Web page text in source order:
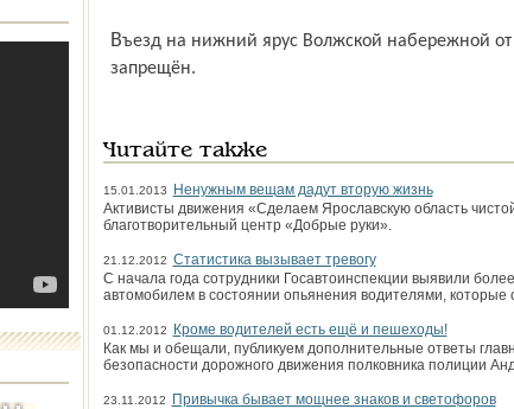
Въезд на нижний ярус Волжской набережной от кафе «Волга-Волга» до Стрелки
запрещён.
Читайте также
15.01.2013
Ненужным вещам дадут вторую жизнь
Активисты движения «Сделаем Ярославскую область
благотворительный центр «Добрые руки».
21.12.2012 Статистика вызывает тревогу
С начала года сотрудники Госавтоинспекции выявили
автомобилем в состоянии опьянения водителями, которые
01.12.2012
Кроме водителей есть ещё и пешеходы!
Как мы и обещали, публикуем дополнительные ответы
безопасности дорожного движения полковника полиции
23.11.2012
Привычка бывает мощнее знаков и светофоров